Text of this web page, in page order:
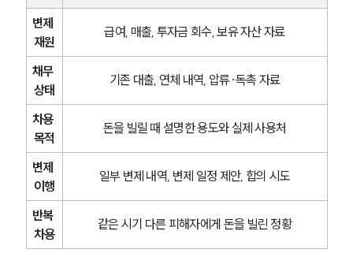
변제
재원
급여, 매출, 투자금 회수, 보유 자산 자료
채무
상태
기존 대출, 연체 내역, 압류·독촉 자료
차용
목적
돈을 빌릴 때 설명한 용도와 실제 사용처
변제
이행
일부 변제 내역, 변제 일정 제안, 합의 시도
반복
차용
같은 시기 다른 피해자에게 돈을 빌린 정황